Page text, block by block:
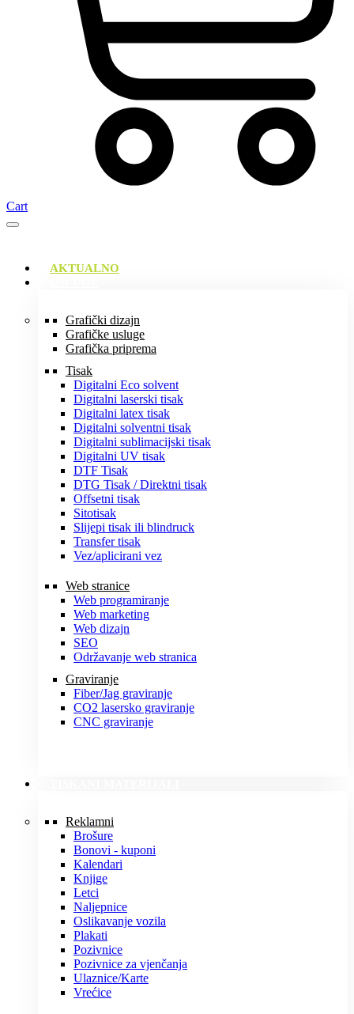
Cart
AKTUALNO
Grafički dizajn
Grafičke usluge
Grafička priprema
Tisak
Digitalni Eco solvent
Digitalni laserski tisak
Digitalni latex tisak
Digitalni solventni tisak
Digitalni sublimacijski tisak
Digitalni UV tisak
DTF Tisak
DTG Tisak / Direktni tisak
Offsetni tisak
Sitotisak
Slijepi tisak ili blindruck
Transfer tisak
Vez/aplicirani vez
Web stranice
Web programiranje
Web marketing
Web dizajn
SEO
Održavanje web stranica
Graviranje
Fiber/Jag graviranje
CO2 lasersko graviranje
CNC graviranje
Reklamni
Brošure
Bonovi - kuponi
Kalendari
Knjige
Letci
Naljepnice
Oslikavanje vozila
Plakati
Pozivnice
Pozivnice za vjenčanja
Ulaznice/Karte
Vrećice